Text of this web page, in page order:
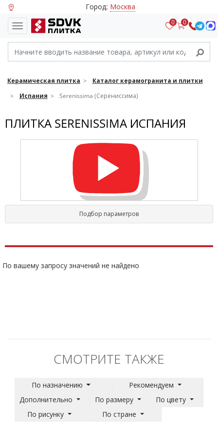
Город: Москва
0 0
Керамическая плитка
Каталог керамогранита и плитки
Испания
Serenissima (Серениссима)
ПЛИТКА SERENISSIMA ИСПАНИЯ
Подбор параметров
По вашему запросу значений не найдено
СМОТРИТЕ ТАКЖЕ
По назначению
Рекомендуем
Дополнительно
По размеру
По цвету
По рисунку
По стране